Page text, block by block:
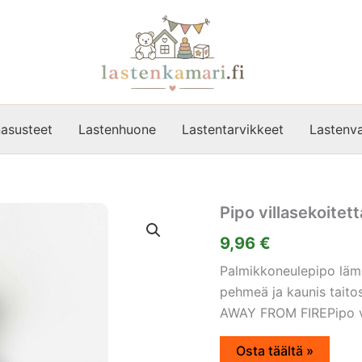
Lastenhuone Lastentarvikkeet
Pipo
9,96 €
Palmikkoneulepipo
pehmeä ja kaunis
AWAY FROM
Osta täältä »